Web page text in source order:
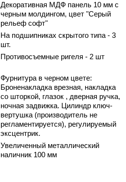
Декоративная МДФ панель 10 мм с
черным молдингом, цвет "Серый
рельеф софт"
На подшипниках скрытого типа - 3
шт.
Противосъемные ригеля - 2 шт
Фурнитура в черном цвете:
Броненакладка врезная, накладка
со шторкой, глазок , дверная ручка,
ночная задвижка. Цилиндр ключ-
вертушка (производитель не
регламентируется), регулируемый
эксцентрик.
Увеличенный металлический
наличник 100 мм